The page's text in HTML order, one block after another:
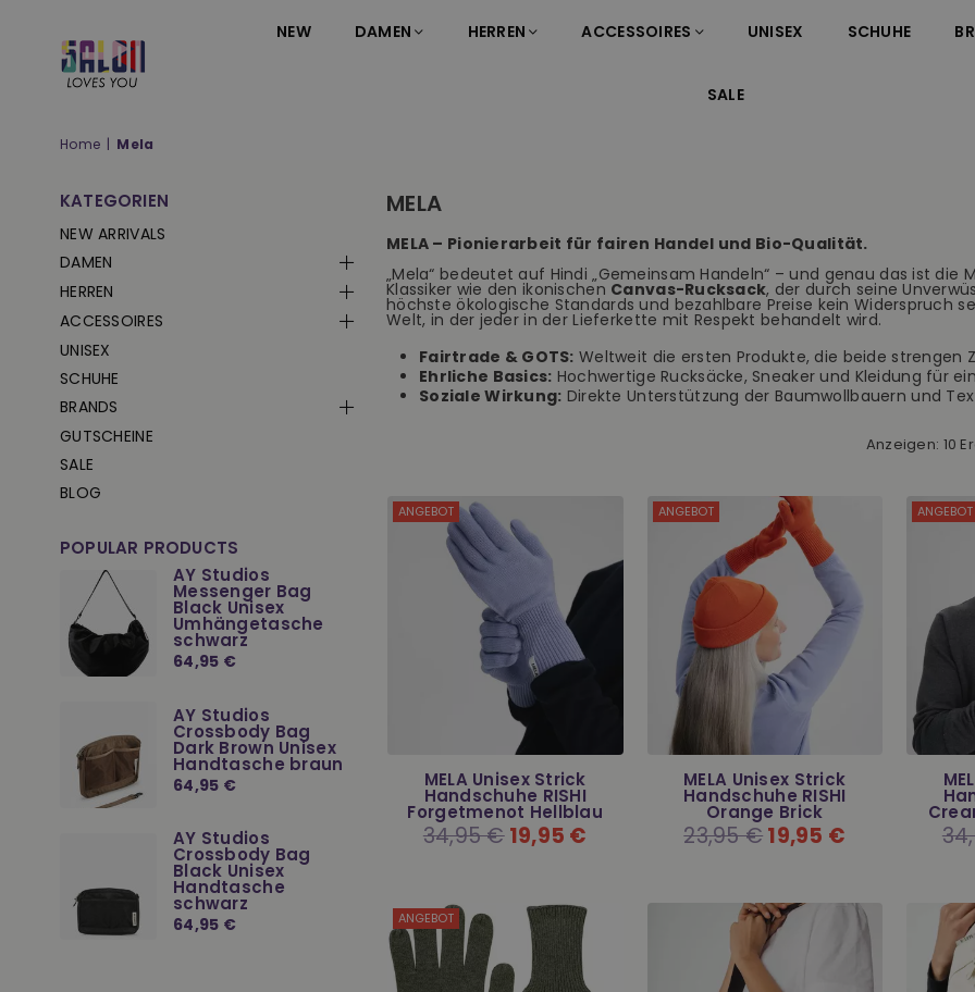
YOU
NEW DAMEN HERREN ACCESSOIRES UNISEX SCHUHE
SALE
Home | Mela
MELA
MELA – Pionierarbeit für fairen Handel und Bio-Qualität.
„Mela“ bedeutet auf Hindi „Gemeinsam Handeln“ – und genau das ist die
Klassiker wie den ikonischen Canvas-Rucksack, der durch seine
höchste ökologische Standards und bezahlbare Preise kein Widerspruch
Welt, in der jeder in der Lieferkette mit Respekt behandelt wird.
Fairtrade & GOTS: Weltweit die ersten Produkte, die beide strengen
Ehrliche Basics: Hochwertige Rucksäcke, Sneaker und Kleidung für
Soziale Wirkung: Direkte Unterstützung der Baumwollbauern und
Anzeigen: 10
ANGEBOT
MELA Unisex Strick
Handschuhe RISHI
Forgetmenot Hellblau
Normaler
Preis
34,95 €19,95 €
ANGEBOT
MELA Unisex Strick
Handschuhe RISHI
Orange Brick
Normaler
Preis
23,95 €19,95 €
ANGEBOT
ANGEBOT
KATEGORIEN
NEW ARRIVALS
DAMEN
HERREN
ACCESSOIRES
UNISEX
SCHUHE
BRANDS
GUTSCHEINE
SALE
BLOG
POPULAR PRODUCTS
AY Studios
Messenger Bag
Black Unisex
Umhängetasche
schwarz
Normaler
Preis
64,95 €
AY Studios
Crossbody Bag
Dark Brown Unisex
Handtasche braun
Normaler
Preis
64,95 €
AY Studios
Crossbody Bag
Black Unisex
Handtasche
schwarz
Normaler
Preis
64,95 €